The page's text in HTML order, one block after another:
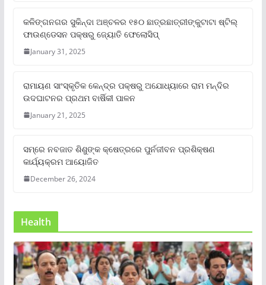
କଳିଙ୍ଗନଗର ସୁକିନ୍ଦା ଅଞ୍ଚଳର ୧୫୦ ଛାତ୍ରଛାତ୍ରୀଙ୍କୁଟାଟା ଷ୍ଟିଲ୍
ଫାଉଣ୍ଡେସନ ପକ୍ଷରୁ ଜ୍ୟୋତି ଫେଲୋସିପ୍‌
January 31, 2025
ରାମାୟଣ ସାଂସ୍କୃତିକ କେନ୍ଦ୍ର ପକ୍ଷରୁ ଅଯୋଧ୍ୟାରେ ରାମ ମନ୍ଦିର
ଉଦଘାଟନର ପ୍ରଥମ ବାର୍ଷିକୀ ପାଳନ
January 21, 2025
ସମ୍‌ରେ ନବଜାତ ଶିଶୁଙ୍କ କ୍ଷେତ୍ରରେ ପୁର୍ନଜୀବନ ପ୍ରଶିକ୍ଷଣ
କାର୍ଯ୍ୟକ୍ରମ ଆୟୋଜିତ
December 26, 2024
Health